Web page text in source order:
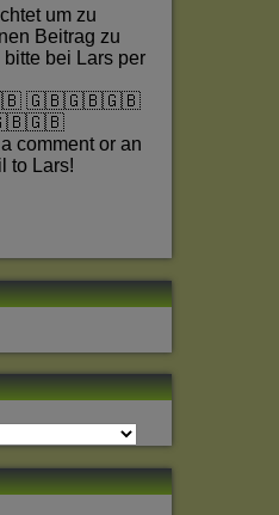
um zu
Beitrag zu
bei Lars per
🇬🇧🇬🇧🇬🇧
comment or an
to Lars!